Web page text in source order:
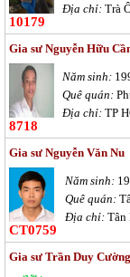
10179
Địa chỉ: Trà
Gia sư Nguyễn Hữu
8718
Năm sinh:
Quê quán:
Địa chỉ: TP
Gia sư Nguyễn Văn Nu
CT0759
Năm sinh:
Quê quán:
Địa chỉ: Tân
Gia sư Trần Duy Cường